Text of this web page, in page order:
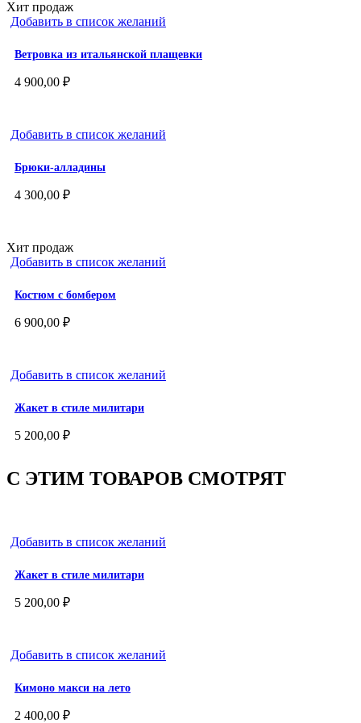
Хит продаж
Добавить в список желаний
Ветровка из итальянской плащевки
4 900,00 ₽
Добавить в список желаний
Брюки-алладины
4 300,00 ₽
Хит продаж
Добавить в список желаний
Костюм с бомбером
6 900,00 ₽
Добавить в список желаний
Жакет в стиле милитари
5 200,00 ₽
С ЭТИМ ТОВАРОВ СМОТРЯТ
Добавить в список желаний
Жакет в стиле милитари
5 200,00 ₽
Добавить в список желаний
Кимоно макси на лето
2 400,00 ₽